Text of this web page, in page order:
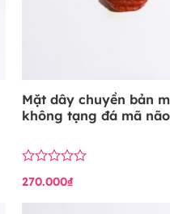
Mặt dây chuyền bản
không tạng đá mã
Được
xếp
hạng
270.000₫